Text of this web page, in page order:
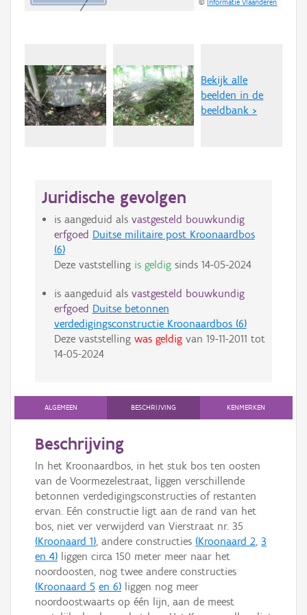
©Informatie Vlaanderen
Bekijk alle
beelden in de
beeldbank >
Juridische gevolgen
is aangeduid als vastgesteld bouwkundig
erfgoed Duitse militaire post Kroonaardbos
(6)
Deze vaststelling is geldigsinds 14-05-2024
is aangeduid als vastgesteld bouwkundig
erfgoed Duitse betonnen
verdedigingsconstructie Kroonaardbos (6)
Deze vaststelling was geldigvan 19-11-2011 tot
14-05-2024
ALGEMEEN BESCHRIJVING KENMERKEN
Beschrijving
In het Kroonaardbos, in het stuk bos ten oosten
van de Voormezelestraat, liggen verschillende
betonnen verdedigingsconstructies of restanten
ervan. Eén constructie ligt aan de rand van het
bos, niet ver verwijderd van Vierstraat nr. 35
(Kroonaard 1), andere constructies (Kroonaard 2, 3
en 4) liggen circa 150 meter meer naar het
noordoosten, nog twee andere constructies
(Kroonaard 5 en 6) liggen nog meer
noordoostwaarts op één lijn, aan de meest